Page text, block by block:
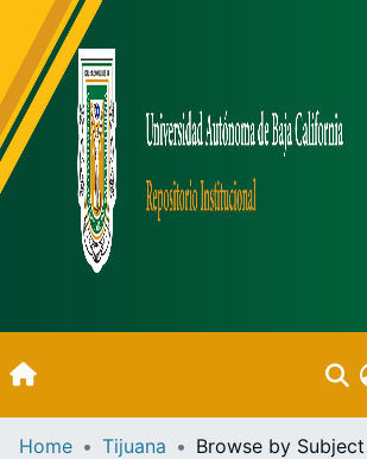
Inicio
Home Tijuana Browse by Subject